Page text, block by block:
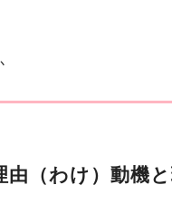
（わけ）動機